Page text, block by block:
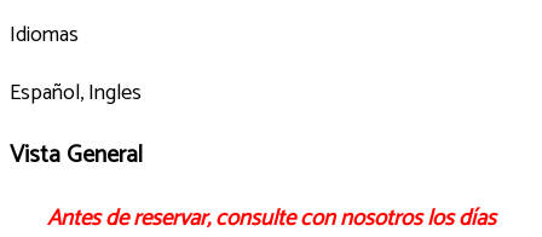
Idiomas
Español, Ingles
Vista General
Antes de reservar, consulte con nosotros los días